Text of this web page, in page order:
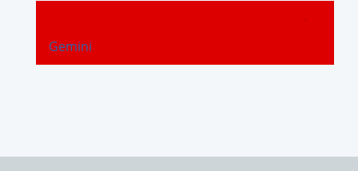
Gemini
-